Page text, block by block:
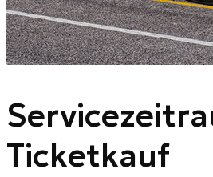
Ticketkauf